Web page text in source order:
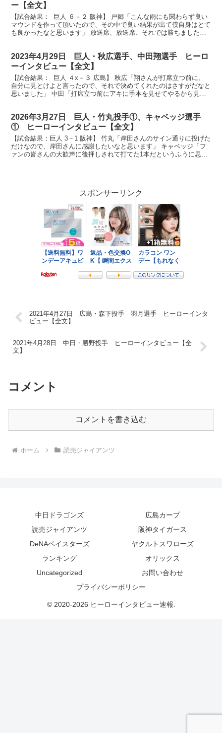
ー【全文】
【試合結果： 巨人 ６－２ 阪神】 戸郷「こんな雨にも関わらず良い
マウンドを作って頂いたので、その中で良い結果が出て僕自身はとて
も良かったなと思います」 放送席、放送席、それでは勝ちましたジ
2023年4月29日 巨人・秋広選手、中田翔選手 ヒーロ
ーインタビュー【全文】
【試合結果： 巨人 ４x－３ 広島】 秋広「翔さんが打席立つ前に、
自分に見とけよと言ったので、それで決めてくれたのはさすがだなと
思いました」 中田「打席立つ前にアキに手本を見せてやるから見と
2026年3月27日 巨人・竹丸投手①、キャベッジ選手
① ヒーローインタビュー【全文】
【試合結果：巨人 3－1 阪神】 竹丸「岸田さんのサイン通りに投げた
だけなので、岸田さんに感謝したいなと思います」 キャベッジ「フ
ァンの皆さんの大歓声に後押しされて打てた1本だというふうに思っ
スポンサーリンク
2021年4月27日 広島・森下投手 羽月選手 ヒーローインタ
ビュー【全文】
2021年4月28日 中日・勝野投手 ヒーローインタビュー【全
文】
コメント
コメントを書き込む
ホーム 読売ジャイアンツ
中日ドラゴンズ
広島カープ
読売ジャイアンツ
阪神タイガース
DeNAベイスターズ
ヤクルトスワローズ
ランキング
オリックス
Uncategorized
お問い合わせ
プライバシーポリシー
© 2020-2026 ヒーローインタビュー速報.